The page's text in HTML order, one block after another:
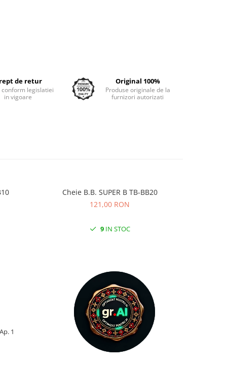
de retur
conform legislatiei
in vigoare
Original 100%
Produse originale de la
furnizori autorizati
Cheie B.B. SUPER B TB-BB20
121,00 RON
9IN STOC
1